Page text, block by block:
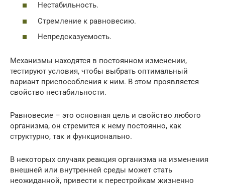
Нестабильность.
Стремление к равновесию.
Непредсказуемость.
Механизмы находятся в постоянном изменении,
тестируют условия, чтобы выбрать оптимальный
вариант приспособления к ним. В этом проявляется
свойство нестабильности.
Равновесие – это основная цель и свойство любого
организма, он стремится к нему постоянно, как
структурно, так и функционально.
В некоторых случаях реакция организма на изменения
внешней или внутренней среды может стать
неожиданной, привести к перестройкам жизненно